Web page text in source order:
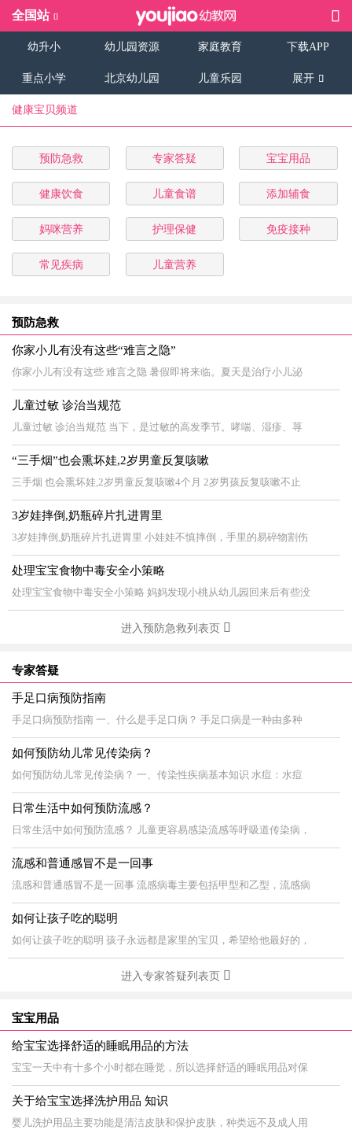
全国站
幼升小 幼儿园资源 家庭教育 下载APP
重点小学 北京幼儿园 儿童乐园 展开
健康宝贝频道
预防急救 专家答疑 宝宝用品
健康饮食 儿童食谱 添加辅食
妈咪营养 护理保健 免疫接种
常见疾病 儿童营养
预防急救
你家小儿有没有这些“难言之隐”
你家小儿有没有这些 难言之隐 暑假即将来临。夏天是治疗小儿泌
儿童过敏 诊治当规范
儿童过敏 诊治当规范 当下，是过敏的高发季节。哮喘、湿疹、荨
“三手烟”也会熏坏娃,2岁男童反复咳嗽
三手烟 也会熏坏娃,2岁男童反复咳嗽4个月 2岁男孩反复咳嗽不止
3岁娃摔倒,奶瓶碎片扎进胃里
3岁娃摔倒,奶瓶碎片扎进胃里 小娃娃不慎摔倒，手里的易碎物割伤
处理宝宝食物中毒安全小策略
处理宝宝食物中毒安全小策略 妈妈发现小桃从幼儿园回来后有些没
进入预防急救列表页
专家答疑
手足口病预防指南
手足口病预防指南 一、什么是手足口病？ 手足口病是一种由多种
如何预防幼儿常见传染病？
如何预防幼儿常见传染病？ 一、传染性疾病基本知识 水痘：水痘
日常生活中如何预防流感？
日常生活中如何预防流感？ 儿童更容易感染流感等呼吸道传染病，
流感和普通感冒不是一回事
流感和普通感冒不是一回事 流感病毒主要包括甲型和乙型，流感病
如何让孩子吃的聪明
如何让孩子吃的聪明 孩子永远都是家里的宝贝，希望给他最好的，
进入专家答疑列表页
宝宝用品
给宝宝选择舒适的睡眠用品的方法
宝宝一天中有十多个小时都在睡觉，所以选择舒适的睡眠用品对保
关于给宝宝选择洗护用品 知识
婴儿洗护用品主要功能是清洁皮肤和保护皮肤，种类远不及成人用